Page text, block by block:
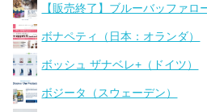
【販売終了】ブルーバッファロ
ボナペティ（日本：オランダ）
ボッシュ ザナベレ+（ドイツ）
ボジータ（スウェーデン）